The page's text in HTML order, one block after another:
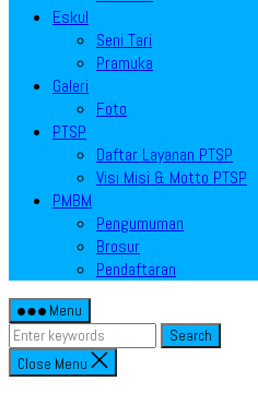
Eskul
Seni Tari
Pramuka
Galeri
Foto
PTSP
Daftar Layanan PTSP
Visi Misi & Motto PTSP
PMBM
Pengumuman
Brosur
Pendaftaran
Menu
Search
Close Menu